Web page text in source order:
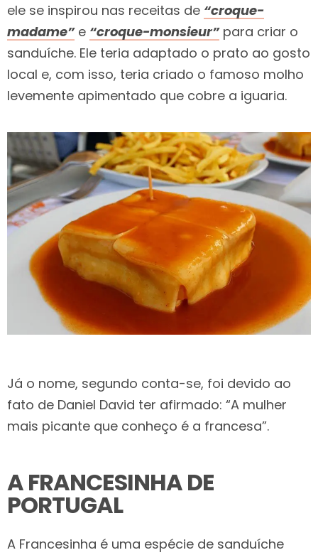
ele se inspirou nas receitas de “croque-
madame”e “croque-monsieur”para criar o
sanduíche. Ele teria adaptado o prato ao gosto
local e, com isso, teria criado o famoso molho
levemente apimentado que cobre a iguaria.
Já o nome, segundo conta-se, foi devido ao
fato de Daniel David ter afirmado: “A mulher
mais picante que conheço é a francesa”.
A FRANCESINHA DE
PORTUGAL
A Francesinha é uma espécie de sanduíche